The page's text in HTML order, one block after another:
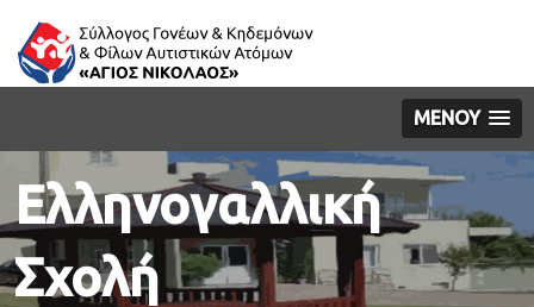
ΜΕΝΟΥ
Ελληνογαλλική
Σχολή